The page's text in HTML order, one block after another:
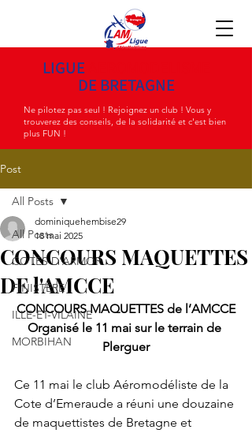
LIGUE
DE BRETAGNE
Ne pilotez pas seul ! Rejoignez un club ! Vous y
trouverez des conseils, de la solidarité et c'est bien
plus FUN !
Post
All Posts
COTES D'ARMOR
FINISTÈRE
ILLE-ET-VILAINE
MORBIHAN
All Posts
CONCOURS MAQUETTES
DE l'AMCCE
dominiquehembise29
18 mai 2025
CONCOURS MAQUETTES de l’AMCCE
Organisé le 11 mai sur le terrain de
Plerguer
Ce 11 mai le club Aéromodéliste de la
Cote d’Emeraude a réuni une douzaine
de maquettistes de Bretagne et